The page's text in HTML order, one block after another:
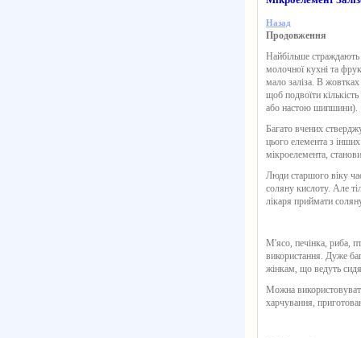
Назад
Продовження
Найбільше страждають
молочної кухні та
мало заліза. В
щоб подвоїти
або настою шипшини).
Багато вчених
цього елемента з
мікроелемента,
Люди старшого віку
соляну кислоту. Але
лікаря приймати
М'ясо, печінка, риба,
використання. Дуже
жінкам, що ведуть
Можна
харчування,